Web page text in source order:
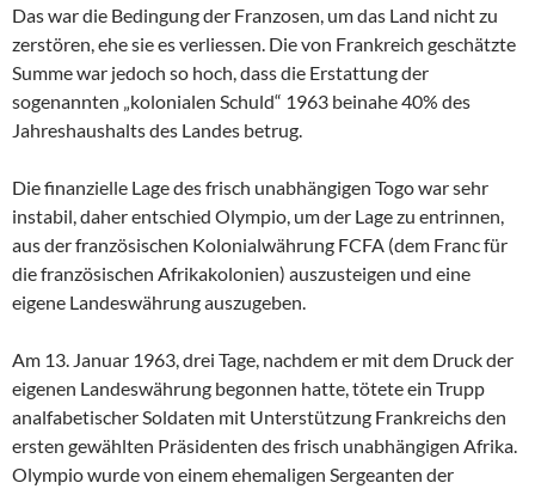
Das war die Bedingung der Franzosen, um das Land nicht zu
zerstören, ehe sie es verliessen. Die von Frankreich geschätzte
Summe war jedoch so hoch, dass die Erstattung der
sogenannten „kolonialen Schuld“ 1963 beinahe 40% des
Jahreshaushalts des Landes betrug.
Die finanzielle Lage des frisch unabhängigen Togo war sehr
instabil, daher entschied Olympio, um der Lage zu entrinnen,
aus der französischen Kolonialwährung FCFA (dem Franc für
die französischen Afrikakolonien) auszusteigen und eine
eigene Landeswährung auszugeben.
Am 13. Januar 1963, drei Tage, nachdem er mit dem Druck der
eigenen Landeswährung begonnen hatte, tötete ein Trupp
analfabetischer Soldaten mit Unterstützung Frankreichs den
ersten gewählten Präsidenten des frisch unabhängigen Afrika.
Olympio wurde von einem ehemaligen Sergeanten der